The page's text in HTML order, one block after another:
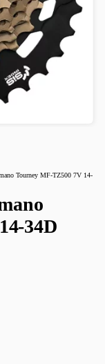
Tourney MF-TZ500 7V 14-
34D